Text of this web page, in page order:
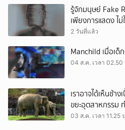
รู้จักมนุษย์ Fake
เพียงการแสดง ไ
2 วันที่แล้ว
Manchild เมื่อเด็
04 ส.ค. เวลา 02.50
เราอาจได้เห็นช้า
ขยะอุตสาหกรรม
เปื้อน
03 ส.ค. เวลา 11.25